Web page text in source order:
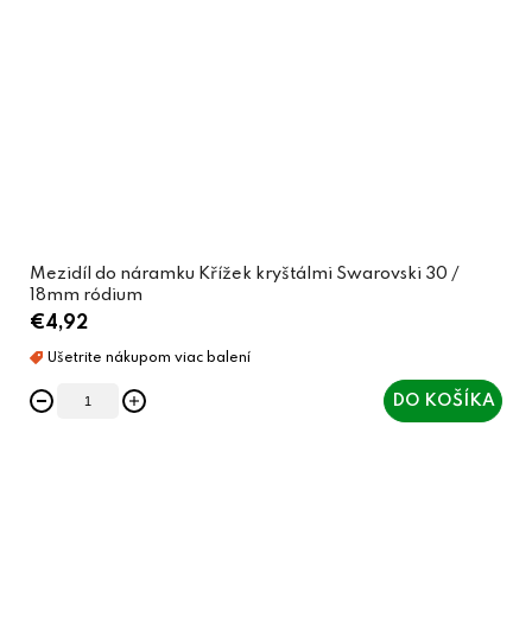
Mezidíl do náramku Křížek kryštálmi Swarovski 30 /
18mm ródium
€4,92
DO KOŠÍKA